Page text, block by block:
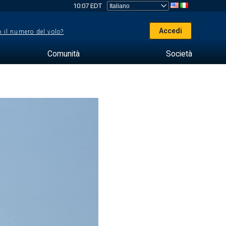
10:07 EDT
il numero del volo? Accedi
Comunità Società